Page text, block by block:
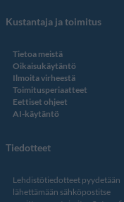
Kustantaja ja toimitus
Tietoa meistä
Oikaisukäytäntö
Ilmoita virheestä
Toimitusperiaatteet
Eettiset ohjeet
AI-käytäntö
Tiedotteet
Lehdistötiedotteet pyydetään
lähettämään sähköpostitse